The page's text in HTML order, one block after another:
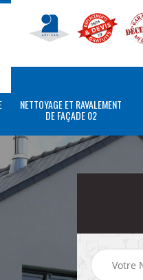
NETTOYAGE ET RAVALEMENT
DE FAÇADE 02